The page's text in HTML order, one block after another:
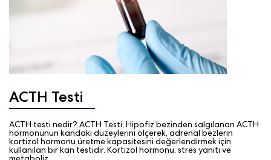
ACTH Testi
ACTH testi nedir? ACTH Testi; Hipofiz bezinden salgılanan ACTH
hormonunun kandaki düzeylerini ölçerek, adrenal bezlerin
kortizol hormonu üretme kapasitesini değerlendirmek için
kullanılan bir kan testidir. Kortizol hormonu, stres yanıtı ve